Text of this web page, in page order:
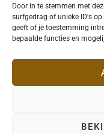
Door in te stemmen met
surfgedrag of unieke ID's
geeft of je toestemming
bepaalde functies en
8 augustus 2026
Copyright © 2026